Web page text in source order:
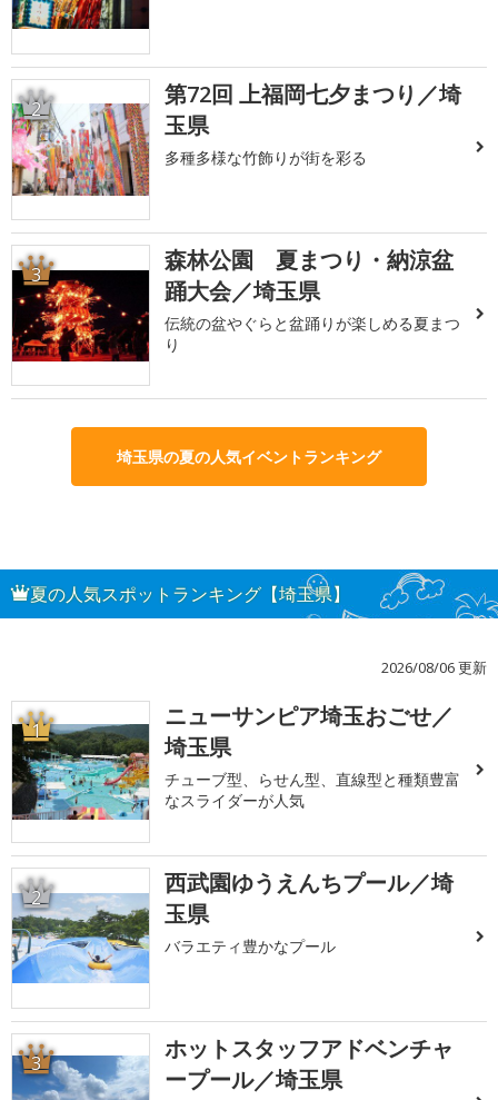
2
第72回 上福岡七夕まつり／埼
玉県
多種多様な竹飾りが街を彩る
3
森林公園 夏まつり・納涼盆
踊大会／埼玉県
伝統の盆やぐらと盆踊りが楽しめる夏まつ
り
埼玉県の夏の人気イベントランキング
夏の人気スポットランキング【埼玉県】
2026/08/06 更新
1
ニューサンピア埼玉おごせ／
埼玉県
チューブ型、らせん型、直線型と種類豊富
なスライダーが人気
2
西武園ゆうえんちプール／埼
玉県
バラエティ豊かなプール
3
ホットスタッフアドベンチャ
ープール／埼玉県